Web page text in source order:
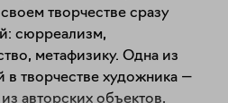
творчестве сразу
сюрреализм,
метафизику. Одна из
в творчестве художника —
авторских объектов,